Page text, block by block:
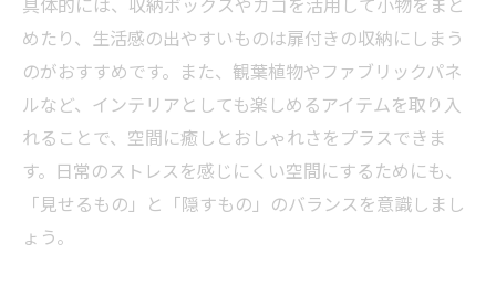
めたり、生活感の出やすいものは扉付きの収納にしまう
のがおすすめです。また、観葉植物やファブリックパネ
ルなど、インテリアとしても楽しめるアイテムを取り入
れることで、空間に癒しとおしゃれさをプラスできま
す。日常のストレスを感じにくい空間にするためにも、
「見せるもの」と「隠すもの」のバランスを意識しまし
ょう。